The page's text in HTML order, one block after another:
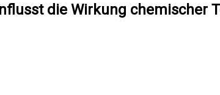
die Wirkung chemischer